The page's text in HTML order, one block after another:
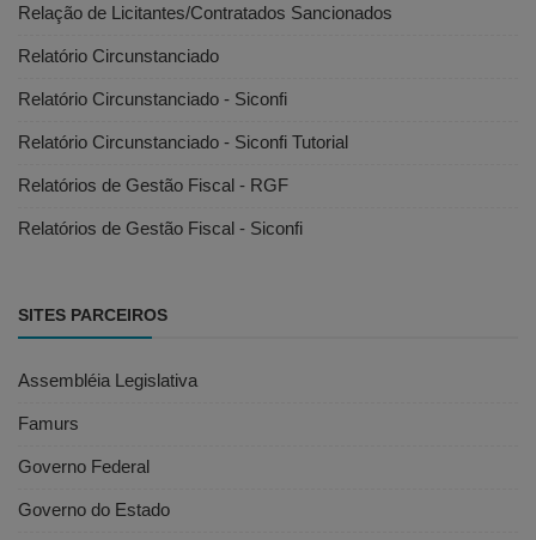
Relação de Licitantes/Contratados Sancionados
Relatório Circunstanciado
Relatório Circunstanciado - Siconfi
Relatório Circunstanciado - Siconfi Tutorial
Relatórios de Gestão Fiscal - RGF
Relatórios de Gestão Fiscal - Siconfi
SITES PARCEIROS
Assembléia Legislativa
Famurs
Governo Federal
Governo do Estado